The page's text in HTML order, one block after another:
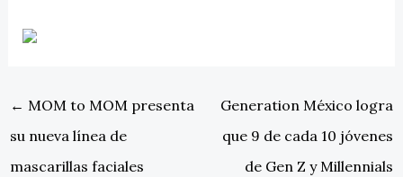
← MOM to MOM presenta
su nueva línea de
mascarillas faciales
Generation México logra
que 9 de cada 10 jóvenes
de Gen Z y Millennials